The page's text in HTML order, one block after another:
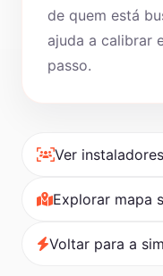
de quem está
ajuda a calibrar
passo.
Ver
Explorar mapa
Voltar para a